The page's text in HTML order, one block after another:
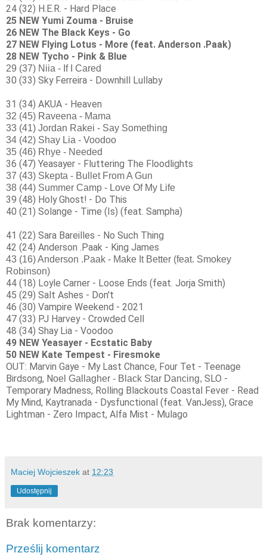
24 (32) H.E.R. - Hard Place
25 NEW Yumi Zouma - Bruise
26 NEW The Black Keys - Go
27 NEW Flying Lotus - More (feat. Anderson .Paak)
28 NEW Tycho - Pink & Blue
29 (37) Niia - If I Cared
30 (33) Sky Ferreira - Downhill Lullaby
31 (34) AKUA - Heaven
32 (45) Raveena - Mama
33 (41) Jordan Rakei - Say Something
34 (42) Shay Lia - Voodoo
35 (46) Rhye - Needed
36 (47) Yeasayer - Fluttering The Floodlights
37 (43) Skepta - Bullet From A Gun
38 (44) Summer Camp - Love Of My Life
39 (48) Holy Ghost! - Do This
40 (21) Solange - Time (Is) (feat. Sampha)
41 (22) Sara Bareilles - No Such Thing
42 (24) Anderson .Paak - King James
43 (16) Anderson .Paak - Make It Better (feat. Smokey
Robinson)
44 (18) Loyle Carner - Loose Ends (feat. Jorja Smith)
45 (29) Salt Ashes - Don't
46 (30) Vampire Weekend - 2021
47 (33) PJ Harvey - Crowded Cell
48 (34) Shay Lia - Voodoo
49 NEW Yeasayer - Ecstatic Baby
50 NEW Kate Tempest - Firesmoke
OUT: Marvin Gaye - My Last Chance, Four Tet - Teenage
Birdsong, Noel Gallagher - Black Star Dancing, SLO -
Temporary Madness, Rolling Blackouts Coastal Fever - Read
My Mind, Kaytranada - Dysfunctional (feat. VanJess), Grace
Lightman - Zero Impact, Alfa Mist - Mulago
Maciej Wojcieszek at 12:23
Udostępnij
Brak komentarzy:
Prześlij komentarz